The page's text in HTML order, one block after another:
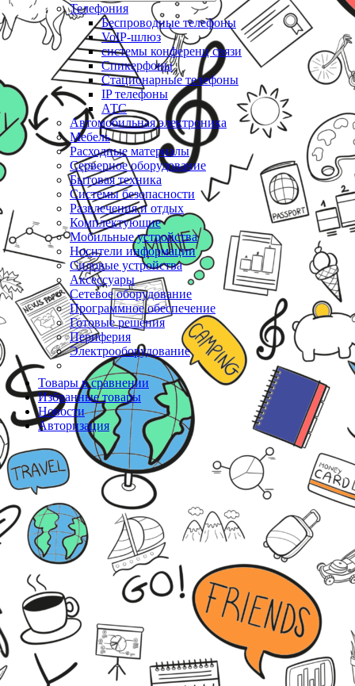
Телефония
Беспроводные телефоны
VoIP-шлюз
системы конференц связи
Спикерфоны
Стационарные телефоны
IP телефоны
АТС
Автомобильная электроника
Мебель
Расходные материалы
Серверное оборудование
Бытовая техника
Системы безопасности
Развлечения и отдых
Комплектующие
Мобильные устройства
Носители информации
Силовые устройства
Аксессуары
Сетевое оборудование
Программное обеспечение
Готовые решения
Периферия
Электрооборудование
Товары в сравнении
Избранные товары
Новости
Авторизация